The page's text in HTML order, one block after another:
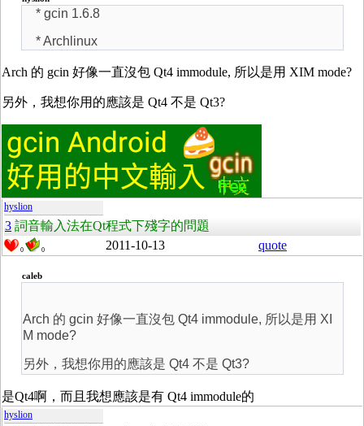
* gcin 1.6.8
* Archlinux
Arch 的 gcin 好像一直沒包 Qt4 immodule, 所以是用 XIM mode?
另外，我想你用的應該是 Qt4 不是 Qt3?
hyslion
3 詞音輸入法在Qt程式下殘字的問題
0 0 2011-10-13 quote
caleb
Arch 的 gcin 好像一直沒包 Qt4 immodule, 所以是用 XI
M mode?
另外，我想你用的應該是 Qt4 不是 Qt3?
是Qt4啊，而且我想應該是有 Qt4 immodule的
hyslion